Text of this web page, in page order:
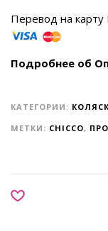
Перевод на карту
Подробнее об
КАТЕГОРИИ:
МЕТКИ: CHICCO,